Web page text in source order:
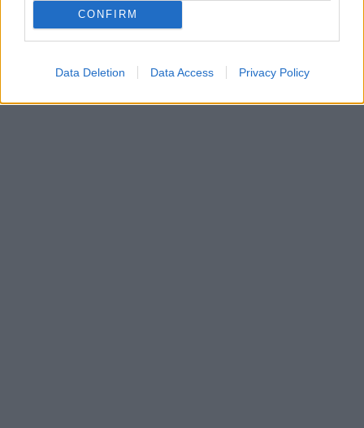
CONFIRM
Data Deletion Data Access Privacy Policy